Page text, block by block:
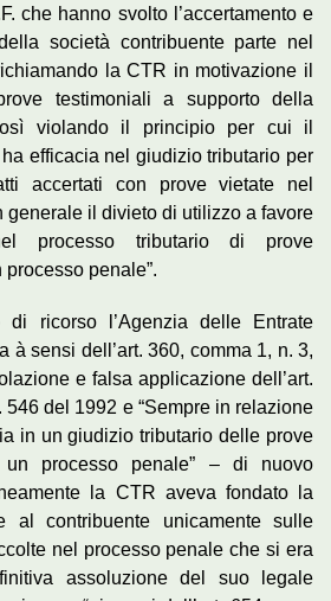
che hanno svolto l’accertamento e
società contribuente parte nel
la CTR in motivazione il
testimoniali a supporto della
violando il principio per cui il
efficacia nel giudizio tributario per
accertati con prove vietate nel
generale il divieto di utilizzo a favore
processo tributario di prove
penale”.
di ricorso l’Agenzia delle Entrate
à sensi dell’art. 360, comma 1, n. 3,
e falsa applicazione dell’art.
546 del 1992 e “Sempre in relazione
in un giudizio tributario delle prove
processo penale” – di nuovo
la CTR aveva fondato la
al contribuente unicamente sulle
nel processo penale che si era
assoluzione del suo legale